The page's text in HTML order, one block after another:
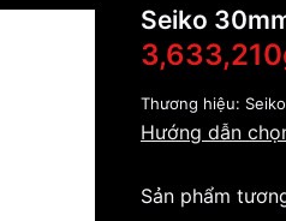
Orient ... Seiko
Thương hiệu: Seiko
Hướng dẫn
Sản phẩm